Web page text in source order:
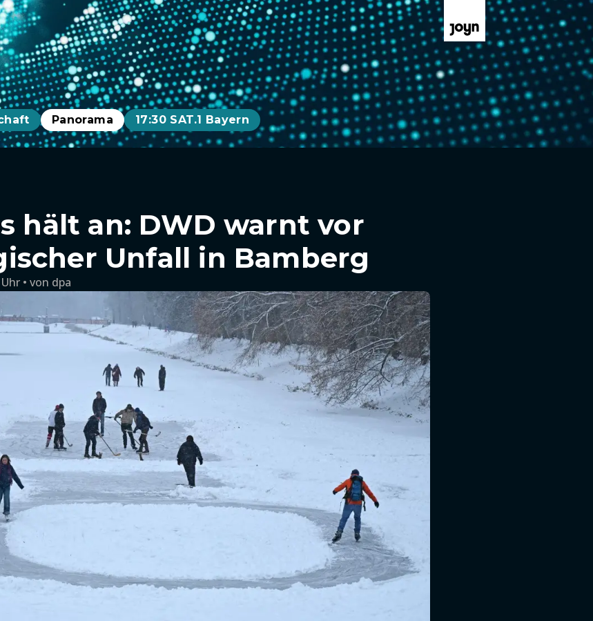
Panorama 17:30 SAT.1 Bayern
hält an: DWD warnt vor
Unfall in Bamberg
von dpa